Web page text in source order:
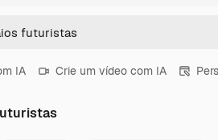
IA Crie um vídeo com IA